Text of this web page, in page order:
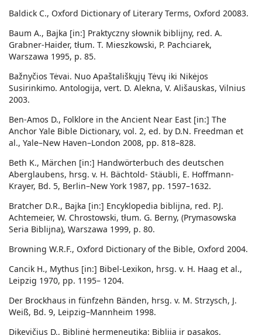
Baldick C., Oxford Dictionary of Literary Terms, Oxford 20083.
Baum A., Bajka [in:] Praktyczny słownik biblijny, red. A.
Grabner-Haider, tłum. T. Mieszkowski, P. Pachciarek,
Warszawa 1995, p. 85.
Bažnyčios Tėvai. Nuo Apaštališkųjų Tėvų iki Nikėjos
Susirinkimo. Antologija, vert. D. Alekna, V. Ališauskas, Vilnius
2003.
Ben-Amos D., Folklore in the Ancient Near East [in:] The
Anchor Yale Bible Dictionary, vol. 2, ed. by D.N. Freedman et
al., Yale–New Haven–London 2008, pp. 818–828.
Beth K., Märchen [in:] Handwörterbuch des deutschen
Aberglaubens, hrsg. v. H. Bächtold- Stäubli, E. Hoffmann-
Krayer, Bd. 5, Berlin–New York 1987, pp. 1597–1632.
Bratcher D.R., Bajka [in:] Encyklopedia biblijna, red. P.J.
Achtemeier, W. Chrostowski, tłum. G. Berny, (Prymasowska
Seria Biblijna), Warszawa 1999, p. 80.
Browning W.R.F., Oxford Dictionary of the Bible, Oxford 2004.
Cancik H., Mythus [in:] Bibel-Lexikon, hrsg. v. H. Haag et al.,
Leipzig 1970, pp. 1195– 1204.
Der Brockhaus in fünfzehn Bänden, hrsg. v. M. Strzysch, J.
Weiß, Bd. 9, Leipzig–Mannheim 1998.
Dikevičius D., Biblinė hermeneutika: Biblija ir pasakos,